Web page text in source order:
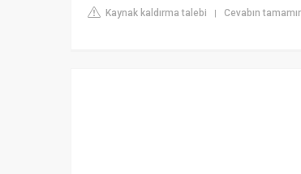
Kaynak kaldırma talebi | Cevabın